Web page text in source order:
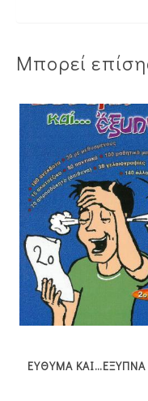
Μπορεί
ΕΥΘΥΜΑ ΚΑΙ…ΕΞΥΠΝΑ